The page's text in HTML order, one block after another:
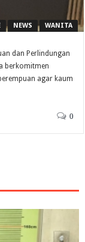
NEWS WANITA
dan Perlindungan
berkomitmen
agar kaum
0